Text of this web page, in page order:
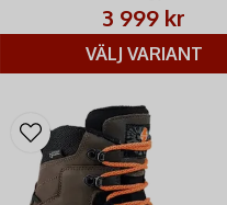
3 999 kr
VÄLJ VARIANT